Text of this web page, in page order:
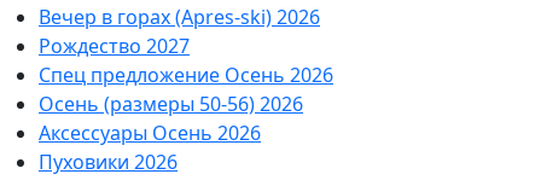
Вечер в горах (Apres-ski) 2026
Рождество 2027
Спец предложение Осень 2026
Осень (размеры 50-56) 2026
Аксессуары Осень 2026
Пуховики 2026